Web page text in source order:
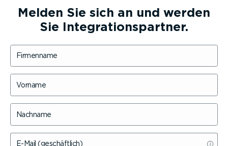
Melden Sie sich an und werden
Sie Integra­ti­ons­partner.
Firmenname
Vorname
Nachname
E-Mail (geschäftlich)